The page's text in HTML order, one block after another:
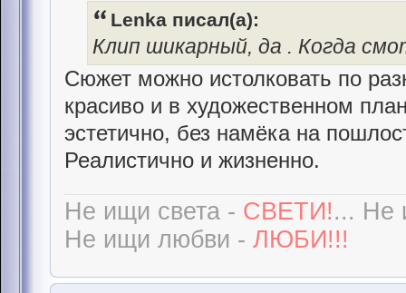
Lenka писал(а):
Клип шикарный, да . Когда
Сюжет можно истолковать по
красиво и в художественном
эстетично, без намёка на
Реалистично и жизненно.
Не ищи света - СВЕТИ!... Не
Не ищи любви - ЛЮБИ!!!